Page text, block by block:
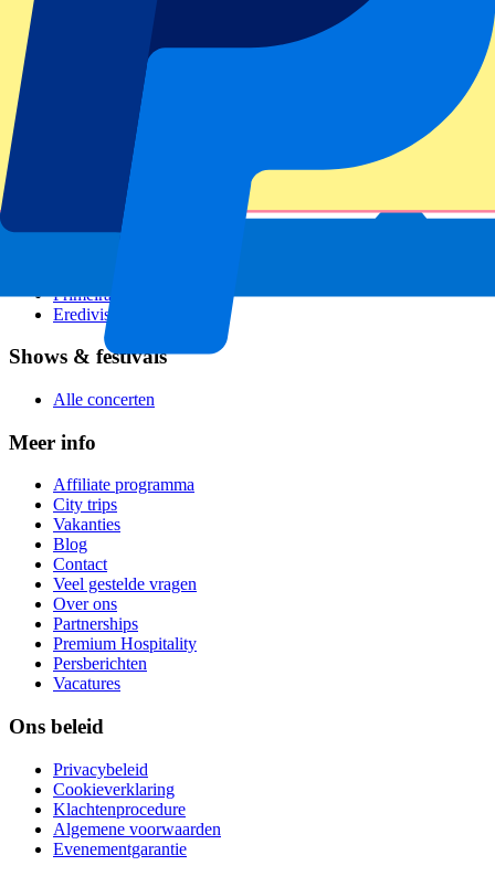
Voetbalcompetities
Champions League
Premier League
Serie A
Primeira Liga
Eredivisie
Shows & festivals
Alle concerten
Meer info
Affiliate programma
City trips
Vakanties
Blog
Contact
Veel gestelde vragen
Over ons
Partnerships
Premium Hospitality
Persberichten
Vacatures
Ons beleid
Privacybeleid
Cookieverklaring
Klachtenprocedure
Algemene voorwaarden
Evenementgarantie